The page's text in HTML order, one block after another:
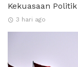
Kekuasaan Politik
3 hari ago